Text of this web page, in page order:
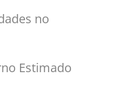
no
Estimado